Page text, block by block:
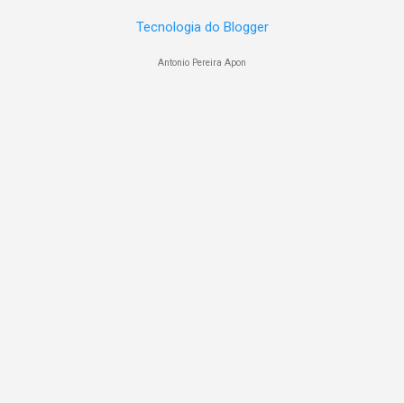
Tecnologia do Blogger
Antonio Pereira Apon